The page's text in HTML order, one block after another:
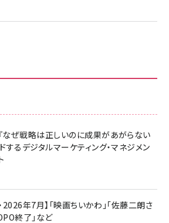
なぜ戦略は正しいのに成果があがらない
するデジタルマーケティング・マネジメン
2026年7月】「映画ちいかわ」「佐藤二朗さ
終了」など